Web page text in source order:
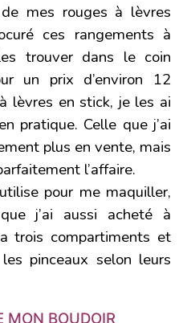
de mes rouges à lèvres
ces rangements à
trouver dans le coin
un prix d’environ 12
lèvres en stick, je les ai
pratique. Celle que j’ai
plus en vente, mais
l’affaire.
pour me maquiller,
j’ai aussi acheté à
trois compartiments et
pinceaux selon leurs
MON BOUDOIR